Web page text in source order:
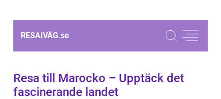
RESAIVÄG.se
Resa till Marocko – Upptäck det
fascinerande landet